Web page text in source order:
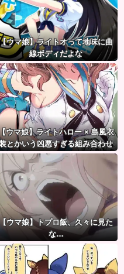
ウマ娘】ライトオって地味に曲
線ボディだよな
ウマ娘】ライトハロー × 島風衣
とかいう凶悪すぎる組み合わせ
ｗｗｗ「大変なことに…」
ウマ娘】トプロ飯、久々に見た
な…